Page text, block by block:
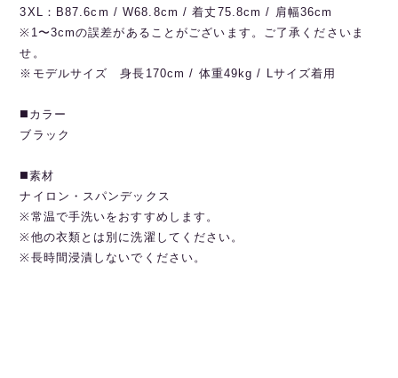
3XL：B87.6cm / W68.8cm / 着丈75.8cm / 肩幅36cm
※1〜3cmの誤差があることがございます。ご了承くださいま
せ。
※モデルサイズ 身長170cm / 体重49kg / Lサイズ着用
◼️カラー
ブラック
◼️素材
ナイロン・スパンデックス
※常温で手洗いをおすすめします。
※他の衣類とは別に洗濯してください。
※長時間浸漬しないでください。